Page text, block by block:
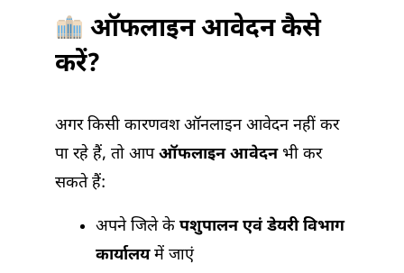
ऑफलाइन आवेदन कैसे
करें?
अगर किसी कारणवश ऑनलाइन आवेदन नहीं कर
पा रहे हैं, तो आपऑफलाइन आवेदनभी कर
सकते हैं:
अपने जिले के पशुपालन एवं डेयरी विभाग
कार्यालयमें जाएं